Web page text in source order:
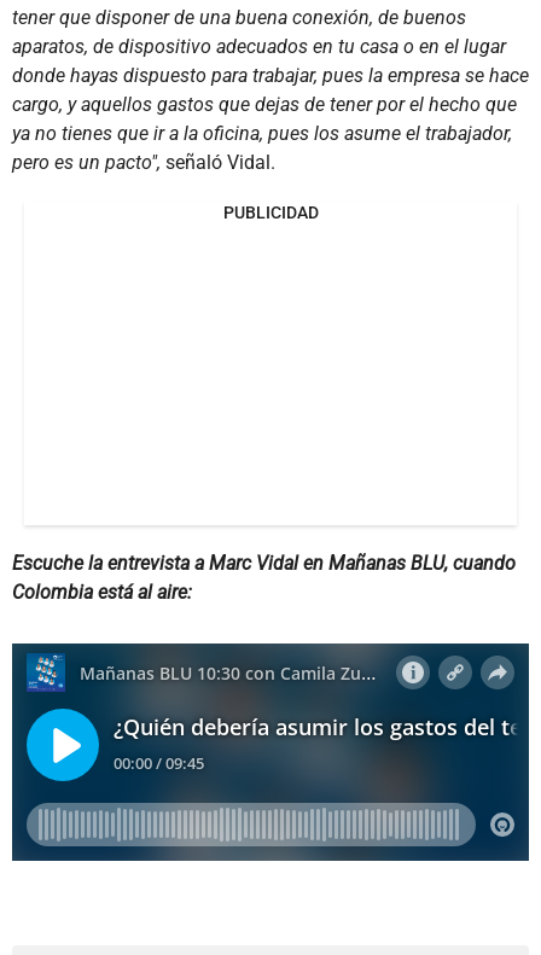
tener que disponer de una buena conexión, de buenos
aparatos, de dispositivo adecuados en tu casa o en el lugar
donde hayas dispuesto para trabajar, pues la empresa se hace
cargo, y aquellos gastos que dejas de tener por el hecho que
ya no tienes que ir a la oficina, pues los asume el trabajador,
pero es un pacto", señaló Vidal.
PUBLICIDAD
Escuche la entrevista a Marc Vidal en Mañanas BLU, cuando
Colombia está al aire: